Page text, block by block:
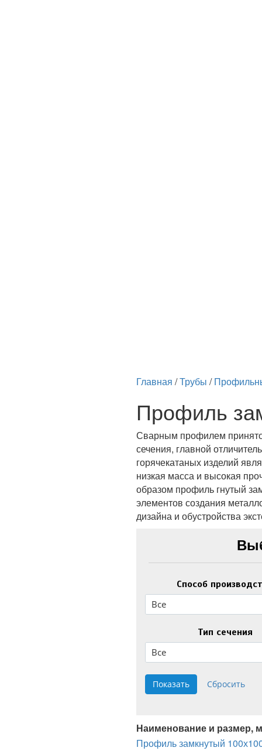
Главная /Трубы /
Профиль
Сварным профилем принято
сечения, главной
горячекатаных изделий
низкая масса и высокая
образом профиль гнутый
элементов создания
дизайна и обустройства
Способ
Все
Тип сечения
Все
Наименование и размер,
Профиль замкнутый